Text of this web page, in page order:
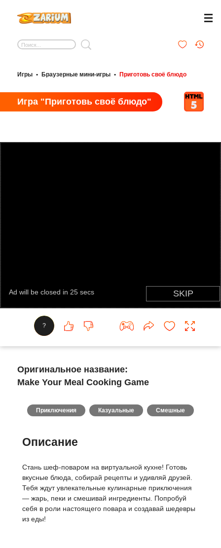
Игры • Браузерные мини-игры • Приготовь своё блюдо
Игра "Приготовь своё блюдо"
?
Оригинальное название:
Make Your Meal Cooking Game
Приключения Казуальные Смешные
Описание
Стань шеф-поваром на виртуальной кухне! Готовь
вкусные блюда, собирай рецепты и удивляй друзей.
Тебя ждут увлекательные кулинарные приключения
— жарь, пеки и смешивай ингредиенты. Попробуй
себя в роли настоящего повара и создавай шедевры
из еды!